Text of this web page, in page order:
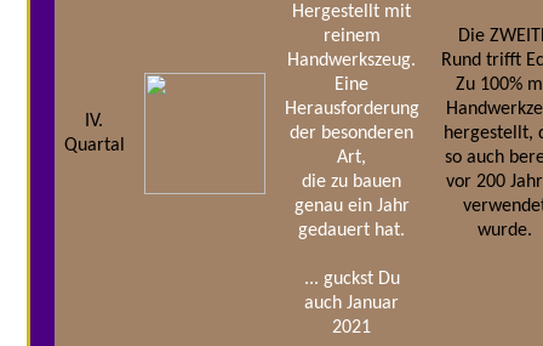
IV.
Quartal
Hergestellt mit
reinem
Handwerkszeug.
Eine
Herausforderung
der besonderen
Art,
die zu bauen
genau ein Jahr
gedauert hat.
... guckst Du
auch Januar
2021
Die
Rund trifft
Zu 100%
hergestellt,
so auch
vor 200
wurde.